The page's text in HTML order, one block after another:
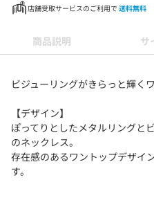
店舗受取サービスのご利用で 送料無料
商品説明 サ
ビジューリングがきらっと輝く
【デザイン】
ぽってりとしたメタルリングと
のネックレス。
存在感のあるワントップデザイ
す。